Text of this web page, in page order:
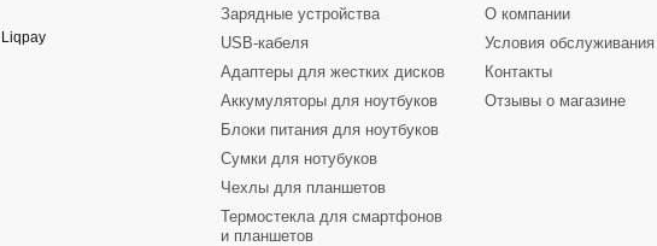
Зарядные устройства
USB-кабеля
Адаптеры для жестких дисков
Аккумуляторы для ноутбуков
Блоки питания для ноутбуков
Сумки для нотубуков
Чехлы для планшетов
Термостекла для смартфонов
и планшетов
О компании
Условия обслуживания
Контакты
Отзывы о магазине